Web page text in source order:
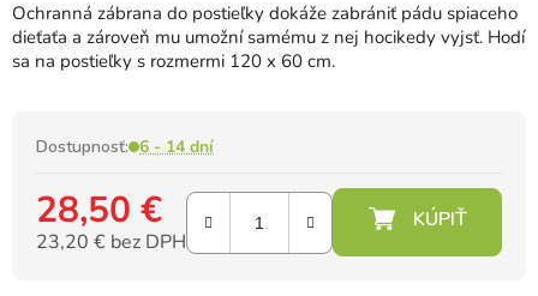
Ochranná zábrana do postieľky dokáže zabrániť pádu spiaceho
dieťaťa a zároveň mu umožní samému z nej hocikedy vyjsť. Hodí
sa na postieľky s rozmermi 120 x 60 cm.
Dostupnosť: 6 - 14 dní
28,50 €
23,20 € bez DPH